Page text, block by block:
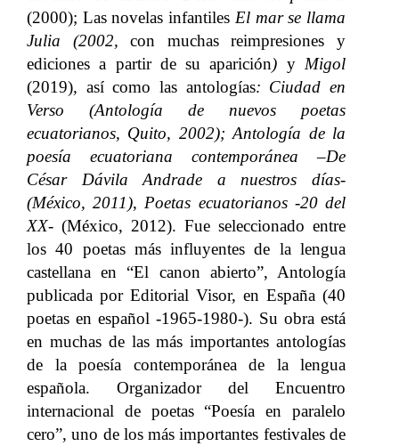
(2000); Las novelas infantiles El mar se llama
Julia (2002,con muchas reimpresiones y
ediciones a partir de su aparición) y Migol
(2019), así como las antologías: Ciudad en
Verso (Antología de nuevos poetas
ecuatorianos, Quito, 2002); Antología de la
poesía ecuatoriana contemporánea –De
César Dávila Andrade a nuestros días-
(México, 2011), Poetas ecuatorianos -20 del
XX- (México, 2012). Fue seleccionado entre
los 40 poetas más influyentes de la lengua
castellana en “El canon abierto”, Antología
publicada por Editorial Visor, en España (40
poetas en español -1965-1980-). Su obra está
en muchas de las más importantes antologías
de la poesía contemporánea de la lengua
española. Organizador del Encuentro
internacional de poetas “Poesía en paralelo
cero”, uno de los más importantes festivales de